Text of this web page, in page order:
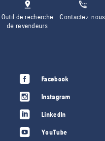
Outil de recherche
de revendeurs
Contactez-nous
Facebook
Instagram
LinkedIn
YouTube